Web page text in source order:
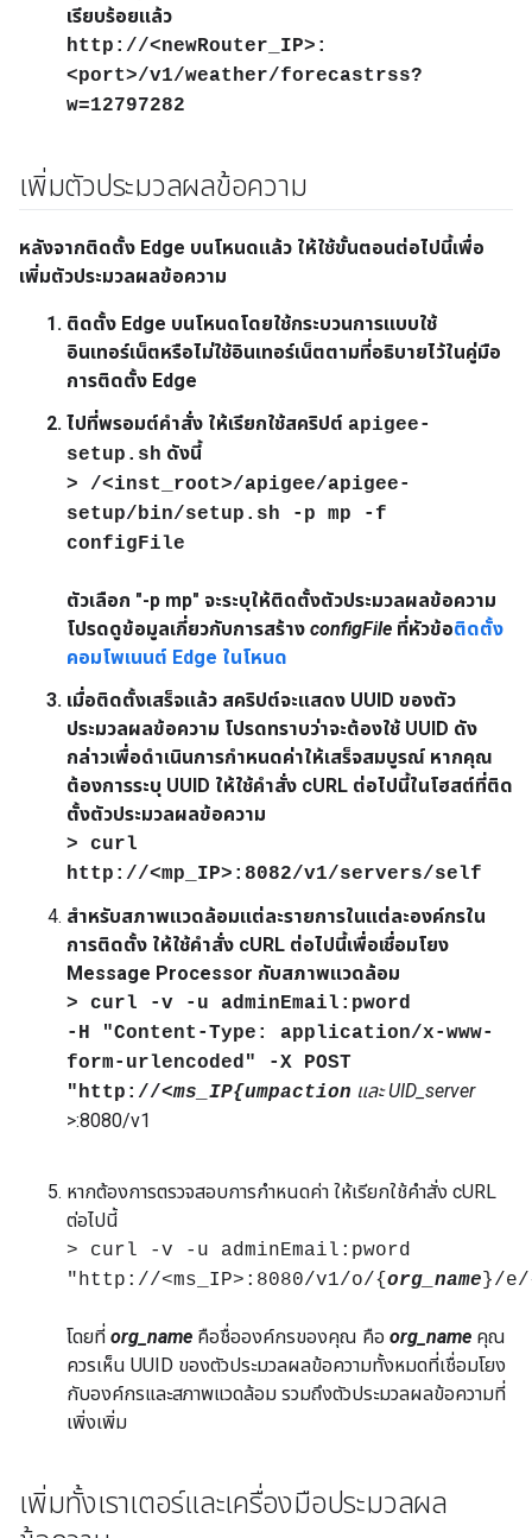
เรียบร้อยแล้ว
http://<newRouter_IP>:
<port>/v1/weather/forecastrss?
w=12797282
เพิ่มตัวประมวลผลข้อความ
หลังจากติดตั้ง Edge บนโหนดแล้ว ให้ใช้ขั้นตอนต่อไปนี้เพื่อ
เพิ่มตัวประมวลผลข้อความ
ติดตั้ง Edge บนโหนดโดยใช้กระบวนการแบบใช้
อินเทอร์เน็ตหรือไม่ใช้อินเทอร์เน็ตตามที่อธิบายไว้ในคู่มือ
การติดตั้ง Edge
ไปที่พรอมต์คำสั่ง ให้เรียกใช้สคริปต์ apigee-
setup.sh ดังนี้
> /<inst_root>/apigee/apigee-
setup/bin/setup.sh -p mp -f
configFile
ตัวเลือก "-p mp" จะระบุให้ติดตั้งตัวประมวลผลข้อความ
โปรดดูข้อมูลเกี่ยวกับการสร้าง configFile ที่หัวข้อติดตั้ง
คอมโพเนนต์ Edge ในโหนด
เมื่อติดตั้งเสร็จแล้ว สคริปต์จะแสดง UUID ของตัว
ประมวลผลข้อความ โปรดทราบว่าจะต้องใช้ UUID ดัง
กล่าวเพื่อดำเนินการกำหนดค่าให้เสร็จสมบูรณ์ หากคุณ
ต้องการระบุ UUID ให้ใช้คำสั่ง cURL ต่อไปนี้ในโฮสต์ที่ติด
ตั้งตัวประมวลผลข้อความ
> curl
http://<mp_IP>:8082/v1/servers/self
สำหรับสภาพแวดล้อมแต่ละรายการในแต่ละองค์กรใน
การติดตั้ง ให้ใช้คำสั่ง cURL ต่อไปนี้เพื่อเชื่อมโยง
Message Processor กับสภาพแวดล้อม
> curl -v -u adminEmail:pword
-H "Content-Type: application/x-www-
form-urlencoded" -X POST
"http://<ms_IP{umpaction และ UID_server
>:8080/v1
หากต้องการตรวจสอบการกำหนดค่า ให้เรียกใช้คำสั่ง cURL
ต่อไปนี้
> curl -v -u adminEmail:pword
"http://<ms_IP>:8080/v1/o/{org_name }/
โดยที่ org_name คือชื่อองค์กรของคุณ คือ org_name คุณ
ควรเห็น UUID ของตัวประมวลผลข้อความทั้งหมดที่เชื่อมโยง
กับองค์กรและสภาพแวดล้อม รวมถึงตัวประมวลผลข้อความที่
เพิ่งเพิ่ม
เพิ่มทั้งเราเตอร์และเครื่องมือประมวลผล